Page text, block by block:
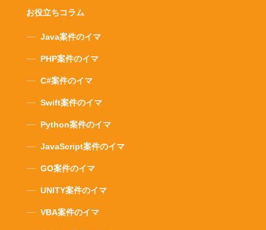
お役立ちコラム
Java案件のイマ
PHP案件のイマ
C#案件のイマ
Swift案件のイマ
Python案件のイマ
JavaScript案件のイマ
GO案件のイマ
UNITY案件のイマ
VBA案件のイマ